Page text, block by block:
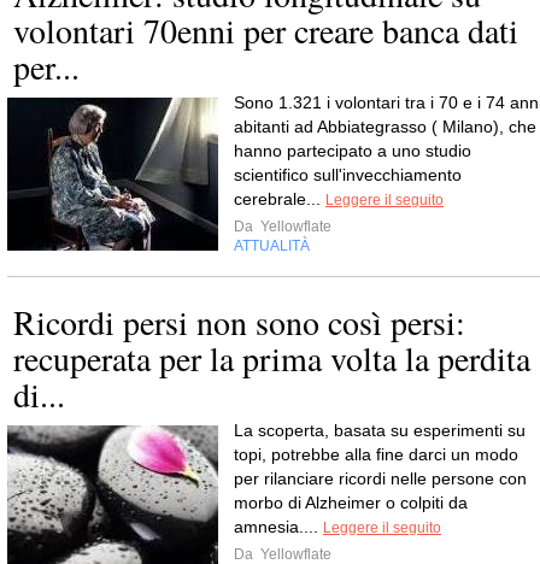
volontari 70enni per creare banca dati
per...
Sono 1.321 i volontari tra i 70 e i 74
abitanti ad Abbiategrasso ( Milano), che
hanno partecipato a uno studio
scientifico sull'invecchiamento
cerebrale...
Leggere il seguito
Da Yellowflate
ATTUALITÀ
Ricordi persi non sono così persi:
recuperata per la prima volta la perdita
di...
La scoperta, basata su esperimenti su
topi, potrebbe alla fine darci un modo
per rilanciare ricordi nelle persone con
morbo di Alzheimer o colpiti da
amnesia....
Leggere il seguito
Da Yellowflate